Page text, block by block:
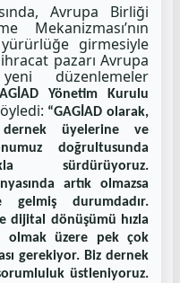
Avrupa Birliği
Mekanizması’nın
yürürlüğe girmesiyle
pazarı Avrupa
düzenlemeler
Yönetim Kurulu
“GAGİAD olarak,
dernek üyelerine ve
doğrultusunda
sürdürüyoruz.
artık olmazsa
durumdadır.
dijital dönüşümü hızla
olmak üzere pek çok
gerekiyor. Biz dernek
üstleniyoruz.